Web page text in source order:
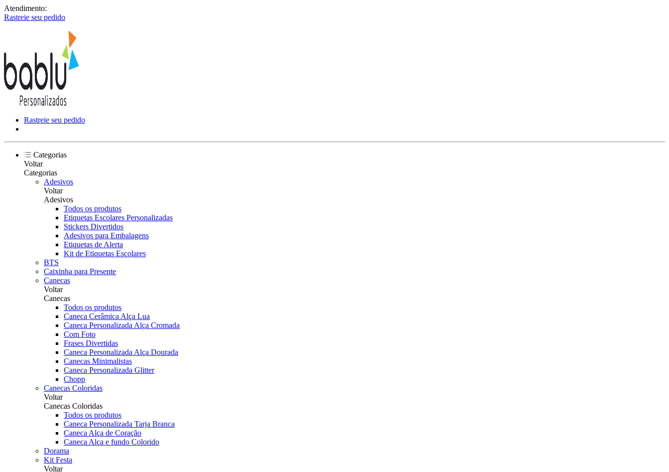
Atendimento:
Rastreie seu pedido
Rastreie seu pedido
Categorias
Voltar
Categorias
Adesivos
Voltar
Adesivos
Todos os produtos
Etiquetas Escolares Personalizadas
Stickers Divertidos
Adesivos para Embalagens
Etiquetas de Alerta
Kit de Etiquetas Escolares
BTS
Caixinha para Presente
Canecas
Voltar
Canecas
Todos os produtos
Caneca Cerâmica Alça Lua
Caneca Personalizada Alça Cromada
Com Foto
Frases Divertidas
Caneca Personalizada Alça Dourada
Canecas Minimalistas
Caneca Personalizada Glitter
Chopp
Canecas Coloridas
Voltar
Canecas Coloridas
Todos os produtos
Caneca Personalizada Tarja Branca
Caneca Alça de Coração
Caneca Alça e fundo Colorido
Dorama
Kit Festa
Voltar